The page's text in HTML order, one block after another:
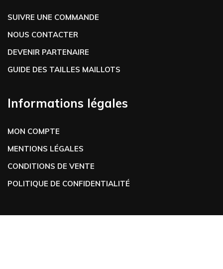
SUIVRE UNE COMMANDE
NOUS CONTACTER
DEVENIR PARTENAIRE
GUIDE DES TAILLES MAILLOTS
Informations légales
MON COMPTE
MENTIONS LÉGALES
CONDITIONS DE VENTE
POLITIQUE DE CONFIDENTIALITÉ